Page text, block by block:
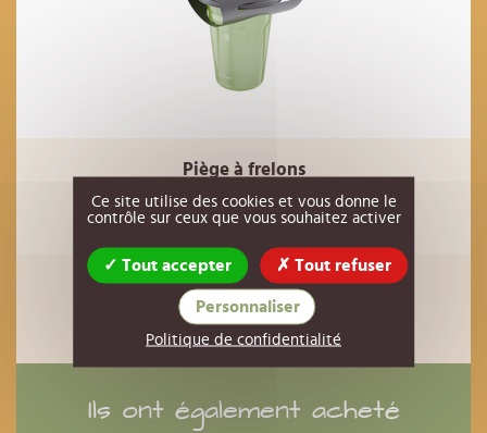
Piège à frelons
Réf : 01PL87
4,90 €HT
AJOUTER AU PANIER
Ils ont également acheté
Ce site utilise des cookies et vous donne le
contrôle sur ceux que vous souhaitez activer
Tout accepter Tout refuser
Personnaliser
Politique de confidentialité